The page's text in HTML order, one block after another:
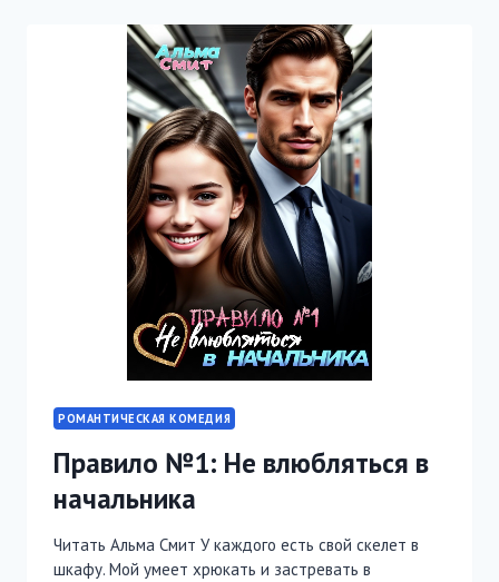
РОМАНТИЧЕСКАЯ КОМЕДИЯ
Правило №1: Не влюбляться в
начальника
Читать Альма Смит У каждого есть свой скелет в
шкафу. Мой умеет хрюкать и застревать в